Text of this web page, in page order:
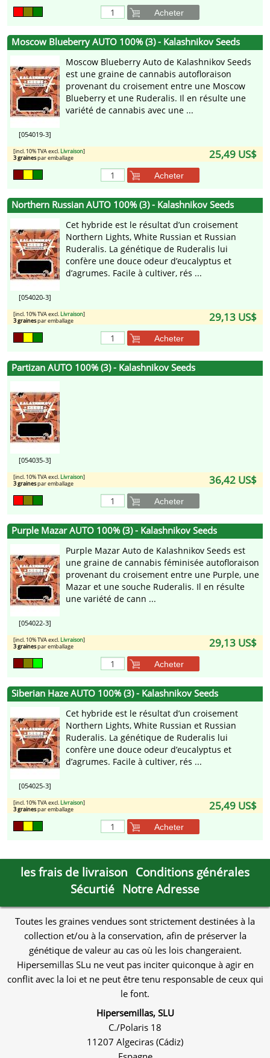
Acheter
Moscow Blueberry AUTO 100% (3) - Kalashnikov Seeds
[054019-3]
Moscow Blueberry Auto de Kalashnikov Seeds
est une graine de cannabis autofloraison
provenant du croisement entre une Moscow
Blueberry et une Ruderalis. Il en résulte une
variété de cannabis avec une ...
25,49 US$
[incl. 10% TVA excl. Livraison]
3 grainespar emballage
Acheter
Northern Russian AUTO 100% (3) - Kalashnikov Seeds
[054020-3]
Cet hybride est le résultat d’un croisement
Northern Lights, White Russian et Russian
Ruderalis. La génétique de Ruderalis lui
confère une douce odeur d’eucalyptus et
d’agrumes. Facile à cultiver, rés ...
29,13 US$
[incl. 10% TVA excl. Livraison]
3 grainespar emballage
Acheter
Partizan AUTO 100% (3) - Kalashnikov Seeds
[054035-3]
36,42 US$
[incl. 10% TVA excl. Livraison]
3 grainespar emballage
Acheter
Purple Mazar AUTO 100% (3) - Kalashnikov Seeds
[054022-3]
Purple Mazar Auto de Kalashnikov Seeds est
une graine de cannabis féminisée autofloraison
provenant du croisement entre une Purple, une
Mazar et une souche Ruderalis. Il en résulte
une variété de cann ...
29,13 US$
[incl. 10% TVA excl. Livraison]
3 grainespar emballage
Acheter
Siberian Haze AUTO 100% (3) - Kalashnikov Seeds
[054025-3]
Cet hybride est le résultat d’un croisement
Northern Lights, White Russian et Russian
Ruderalis. La génétique de Ruderalis lui
confère une douce odeur d’eucalyptus et
d’agrumes. Facile à cultiver, rés ...
25,49 US$
[incl. 10% TVA excl. Livraison]
3 grainespar emballage
Acheter
les frais de livraison Conditions générales
Sécurtié Notre Adresse
Toutes les graines vendues sont strictement destinées à la
collection et/ou à la conservation, afin de préserver la
génétique de valeur au cas où les lois changeraient.
Hipersemillas SLu ne veut pas inciter quiconque à agir en
conflit avec la loi et ne peut être tenu responsable de ceux qui
le font.
Hipersemillas, SLU
C./Polaris 18
11207 Algeciras (Cádiz)